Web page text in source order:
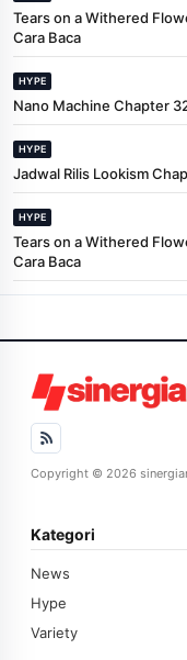
Tears on a Withered
Cara Baca
HYPE
Nano Machine Chapter
HYPE
Jadwal Rilis Lookism
HYPE
Tears on a Withered
Cara Baca
Copyright © 2026
Kategori
News
Hype
Variety